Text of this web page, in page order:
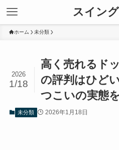
スイング
ホーム 未分類
高く売れるド
の評判はひど
つこいの実態
2026
1/18
未分類 2026年1月18日